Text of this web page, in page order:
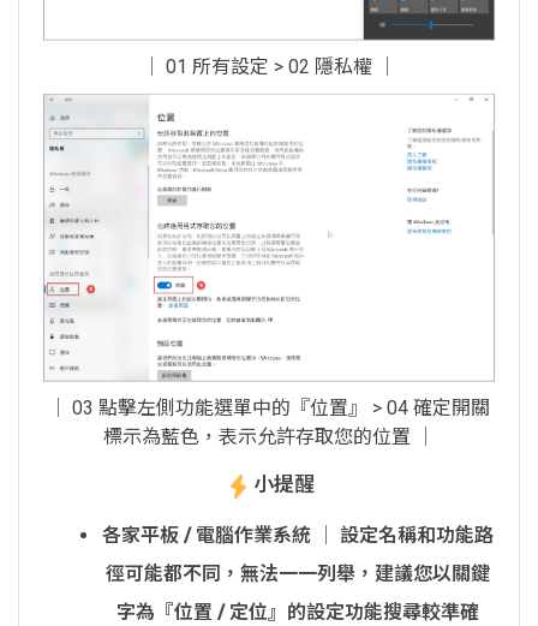
│ 01 所有設定 > 02 隱私權 │
│ 03 點擊左側功能選單中的『位置』 > 04 確定開關
標示為藍色，表示允許存取您的位置 │
小提醒
各家平板 / 電腦作業系統 │ 設定名稱和功能路
徑可能都不同，無法一一列舉，建議您以關鍵
字為『位置 / 定位』的設定功能搜尋較準確